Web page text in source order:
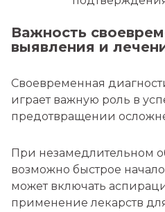
Важность
выявления и
Своевременная
играет важную роль в
предотвращении
При незамедлительном
возможно быстрое
может включать
применение лекарств